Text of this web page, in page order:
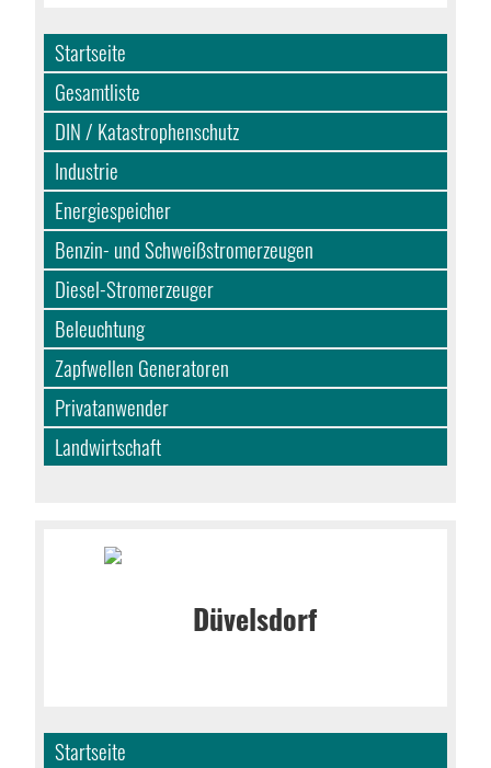
Startseite
Gesamtliste
DIN / Katastrophenschutz
Industrie
Energiespeicher
Benzin- und Schweißstromerzeugen
Diesel-Stromerzeuger
Beleuchtung
Zapfwellen Generatoren
Privatanwender
Landwirtschaft
Startseite